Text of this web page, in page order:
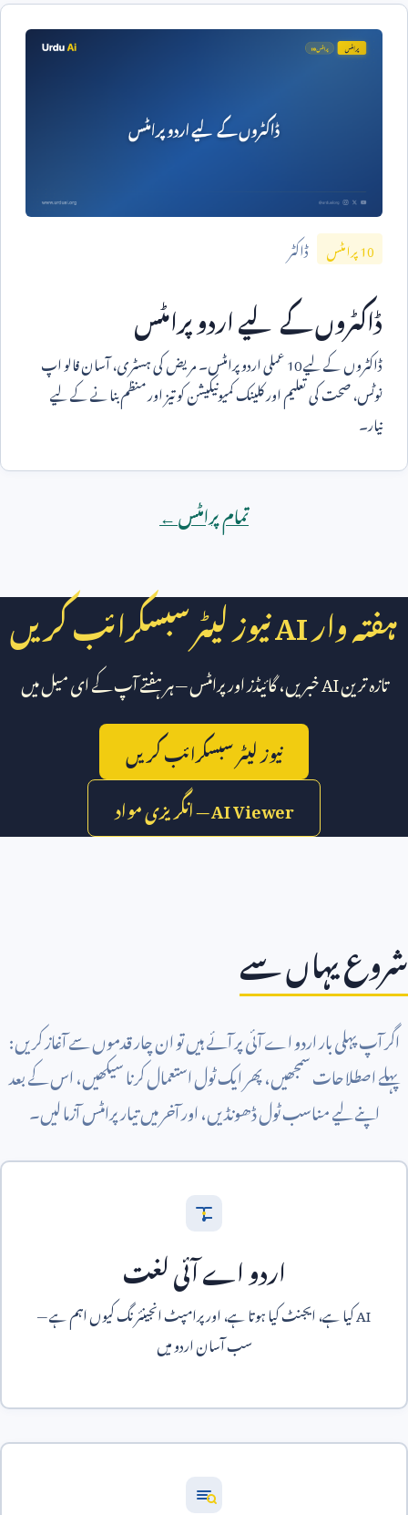
10پرامٹس ڈاکٹر
ڈاکٹروں کے لیے اردو پرامٹس
ڈاکٹروں کے لیے10عملی اردو پرامٹس۔ مریض کی ہسٹری، آسان فالو اپ
نوٹس، صحت کی تعلیم اور کلینک کمیونیکیشن کو تیز اور منظم بنانے کے لیے
تیار۔
تمام پرامٹس ←
ہفتہ وارAIنیوز لیٹر سبسکرائب کریں
تازہ ترینAIخبریں، گائیڈز اور پرامٹس — ہر ہفتے آپ کے ای میل میں
نیوز لیٹر سبسکرائب کریں
AI Viewer— انگریزی مواد
شروع یہاں سے
اگر آپ پہلی بار اردو اے آئی پر آئے ہیں تو ان چار قدموں سے آغاز کریں:
پہلے اصطلاحات سمجھیں، پھر ایک ٹول استعمال کرنا سیکھیں، اس کے بعد
اپنے لیے مناسب ٹول ڈھونڈیں، اور آخر میں تیار پرامٹس آزما لیں۔
اردو اے آئی لغت
AIکیا ہے، ایجنٹ کیا ہوتا ہے، اور پرامپٹ انجینئرنگ کیوں اہم ہے —
سب آسان اردو میں